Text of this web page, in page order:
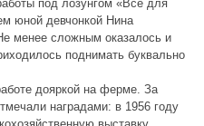
под лозунгом «Всё для
юной девчонкой Нина
менее сложным оказалось и
поднимать буквально
дояркой на ферме. За
наградами: в 1956 году